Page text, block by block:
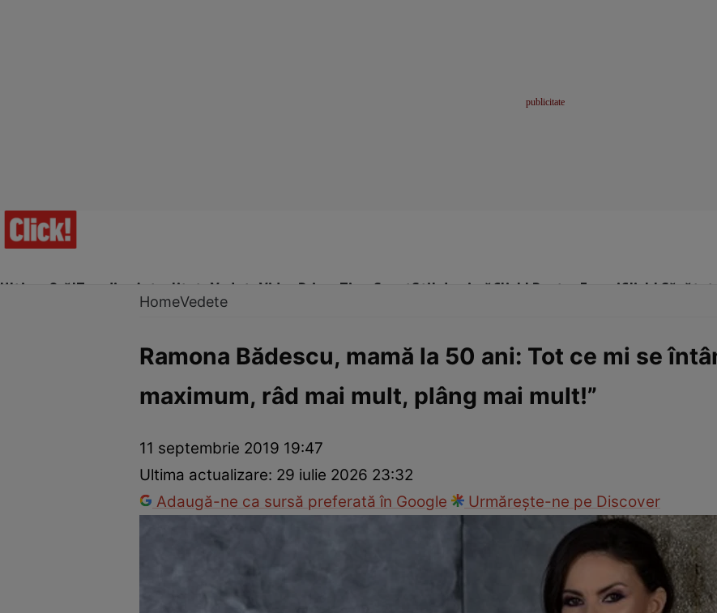
Ultima Oră!Trending Actualitate Vedete Video Prime Time SportStil de viațăClick! Pentru FemeiClick! Sănătate
Vedete internaționaleVedete româneștiInterviurile Click!Paparazzii Click!
HomeVedete
Ramona Bădescu, mamă la 50 ani: Tot ce mi se
maximum, râd mai mult, plâng mai mult!”
11 septembrie 2019 19:47
Ultima actualizare: 29 iulie 2026 23:32
Adaugă-ne ca sursă preferată în Google
Urmărește-ne pe Discover